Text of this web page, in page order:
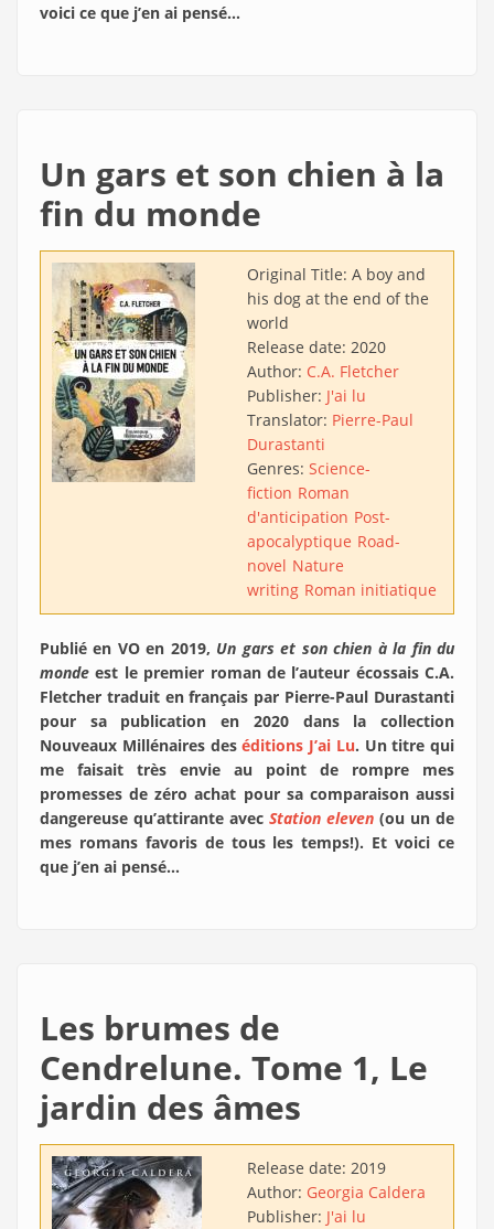
voici ce que j’en ai pensé…
Un gars et son chien à la
fin du monde
Original Title: A boy and
his dog at the end of the
world
Release date: 2020
Author: C.A. Fletcher
Publisher: J'ai lu
Translator: Pierre-Paul
Durastanti
Genres: Science-
fiction Roman
d'anticipation Post-
apocalyptique Road-
novel Nature
writing Roman initiatique
Publié en VO en 2019, Un gars et son chien à la fin du
monde est le premier roman de l’auteur écossais C.A.
Fletcher traduit en français par Pierre-Paul Durastanti
pour sa publication en 2020 dans la collection
Nouveaux Millénaires deséditions J’ai Lu. Un titre qui
me faisait très envie au point de rompre mes
promesses de zéro achat pour sa comparaison aussi
dangereuse qu’attirante avec Station eleven (ou un de
mes romans favoris de tous les temps!). Et voici ce
que j’en ai pensé…
Les brumes de
Cendrelune. Tome 1, Le
jardin des âmes
Release date: 2019
Author: Georgia Caldera
Publisher: J'ai lu